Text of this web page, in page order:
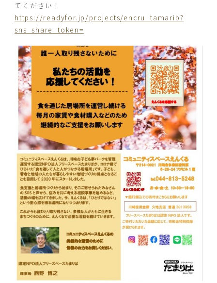
てください！
https://readyfor.jp/projects/encru_tamarib?
sns_share_token=